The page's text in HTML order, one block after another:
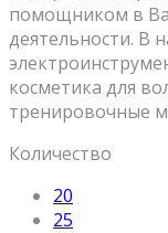
помощником в
деятельности. В
косметика для
тренировочные
Количество
20
25